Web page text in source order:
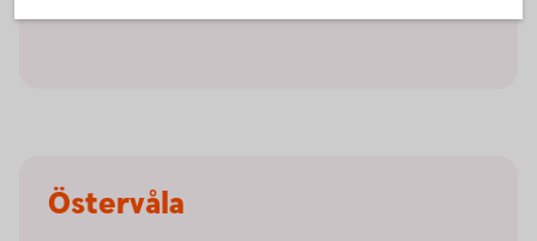
Östervåla